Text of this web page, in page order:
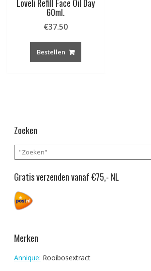
Loveli Refill Face Oil Day
60ml.
€37.50
Bestellen
Zoeken
Gratis verzenden vanaf €75,- NL
Merken
Annique: Rooibosextract